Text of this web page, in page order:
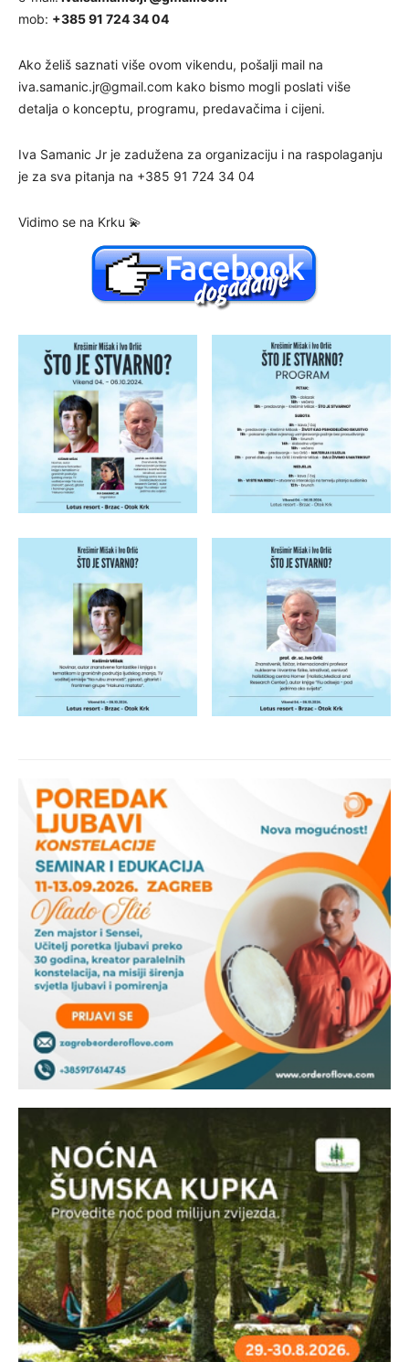
mob: +385 91 724 34 04
Ako želiš saznati više ovom vikendu, pošalji mail na
iva.samanic.jr@gmail.com kako bismo mogli poslati više
detalja o konceptu, programu, predavačima i cijeni.
Iva Samanic Jr je zadužena za organizaciju i na raspolaganju
je za sva pitanja na +385 91 724 34 04
Vidimo se na Krku 💫